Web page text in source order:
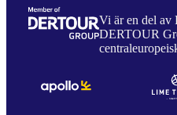
Vi är en del av
DERTOUR